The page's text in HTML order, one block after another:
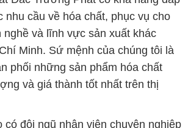
và giá thành tốt nhất trên thị
đội ngũ nhân viên chuyên nghiệp
luôn sẵn sàng tư vấn và hỗ trợ
chuyên nghiệp. Đội ngũ của
mang lại sự hài lòng và thành